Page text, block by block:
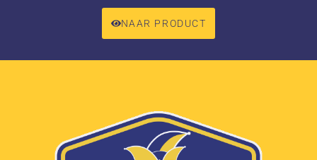
NAAR PRODUCT